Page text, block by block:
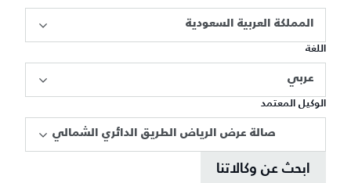
المملكة العربية السعودية
اللغة
عربي
الوكيل المعتمد
صالة عرض الرياض الطريق الدائري الشمالي
ابحث عن وكالاتنا